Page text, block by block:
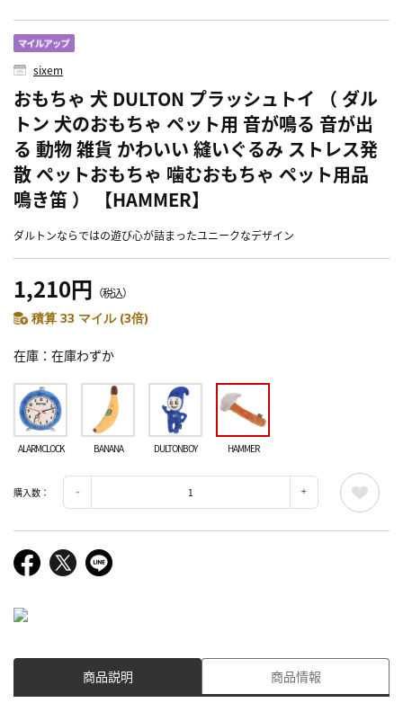
sixem
おもちゃ 犬 DULTON プラッシュトイ （ ダル
トン 犬のおもちゃ ペット用 音が鳴る 音が出
る 動物 雑貨 かわいい 縫いぐるみ ストレス発
散 ペットおもちゃ 噛むおもちゃ ペット用品
鳴き笛 ） 【HAMMER】
ダルトンならではの遊び心が詰まったユニークなデザイン
1,210円 （税込）
積算 33 マイル (3倍)
在庫 在庫わずか
ALARMCLOCK BANANA DULTONBOY HAMMER
購入数：
商品説明 商品情報